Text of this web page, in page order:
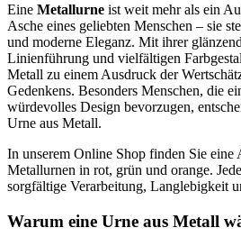
Eine Metallurne ist weit mehr als ein
Asche eines geliebten Menschen – sie
und moderne Eleganz. Mit ihrer
Linienführung und vielfältigen
Metall zu einem Ausdruck der
Gedenkens. Besonders Menschen, die
würdevolles Design bevorzugen,
Urne aus Metall.
In unserem Online Shop finden Sie
Metallurnen in rot, grün und orange.
sorgfältige Verarbeitung, Langlebigkeit
Warum eine Urne aus Metall